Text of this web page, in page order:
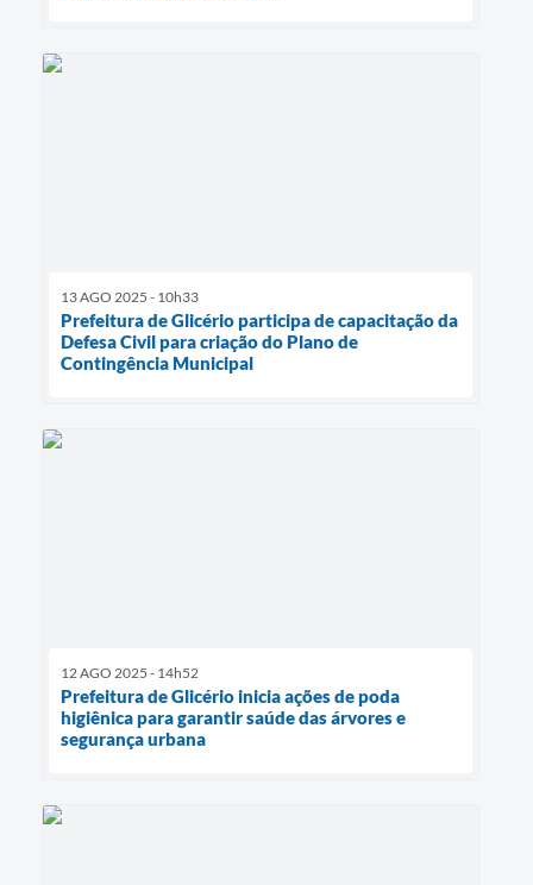
13 AGO 2025 - 10h33
Prefeitura de Glicério participa de capacitação da
Defesa Civil para criação do Plano de
Contingência Municipal
12 AGO 2025 - 14h52
Prefeitura de Glicério inicia ações de poda
higiênica para garantir saúde das árvores e
segurança urbana